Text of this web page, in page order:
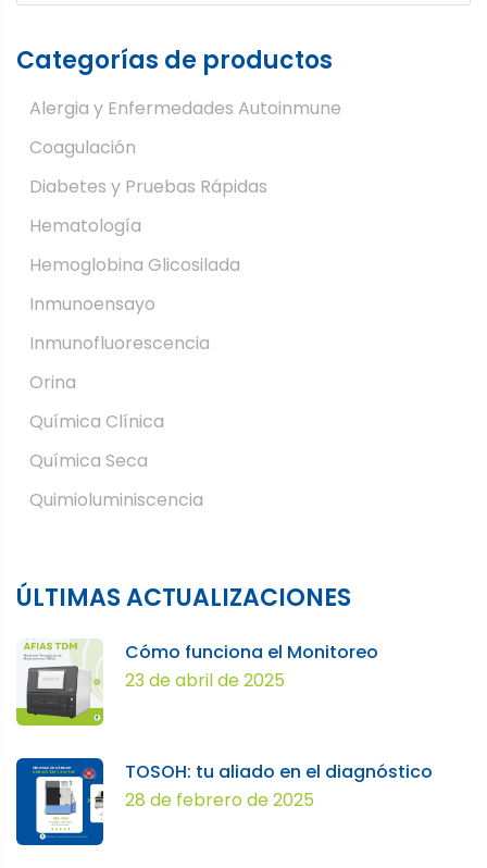
Categorías de productos
Alergia y Enfermedades Autoinmune
Coagulación
Diabetes y Pruebas Rápidas
Hematología
Hemoglobina Glicosilada
Inmunoensayo
Inmunofluorescencia
Orina
Química Clínica
Química Seca
Quimioluminiscencia
ÚLTIMAS ACTUALIZACIONES
Cómo funciona el Monitoreo
23 de abril de 2025
TOSOH: tu aliado en el diagnóstico
28 de febrero de 2025